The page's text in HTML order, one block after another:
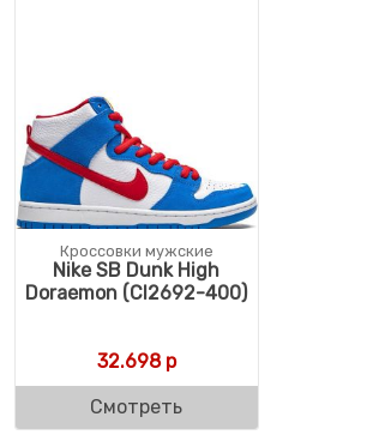
Кроссовки мужские
Nike SB Dunk High
Doraemon (CI2692-400)
32.698р
Смотреть